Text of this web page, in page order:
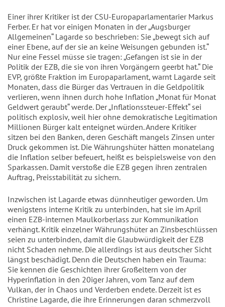
Einer ihrer Kritiker ist der CSU-Europaparlamentarier Markus
Ferber. Er hat vor einigen Monaten in der „Augsburger
Allgemeinen“ Lagarde so beschrieben: Sie „bewegt sich auf
einer Ebene, auf der sie an keine Weisungen gebunden ist.“
Nur eine Fessel müsse sie tragen: „Gefangen ist sie in der
Politik der EZB, die sie von ihren Vorgängern geerbt hat.“ Die
EVP, größte Fraktion im Europaparlament, warnt Lagarde seit
Monaten, dass die Bürger das Vertrauen in die Geldpolitik
verlieren, wenn ihnen durch hohe Inflation „Monat für Monat
Geldwert geraubt“ werde. Der „Inflationssteuer-Effekt“ sei
politisch explosiv, weil hier ohne demokratische Legitimation
Millionen Bürger kalt enteignet würden. Andere Kritiker
sitzen bei den Banken, deren Geschäft mangels Zinsen unter
Druck gekommen ist. Die Währungshüter hätten monatelang
die Inflation selber befeuert, heißt es beispielsweise von den
Sparkassen. Damit verstoße die EZB gegen ihren zentralen
Auftrag, Preisstabilität zu sichern.
Inzwischen ist Lagarde etwas dünnheutiger geworden. Um
wenigstens interne Kritik zu unterbinden, hat sie im April
einen EZB-internen Maulkorberlass zur Kommunikation
verhängt. Kritik einzelner Währungshüter an Zinsbeschlüssen
seien zu unterbinden, damit die Glaubwürdigkeit der EZB
nicht Schaden nehme. Die allerdings ist aus deutscher Sicht
längst beschädigt. Denn die Deutschen haben ein Trauma:
Sie kennen die Geschichten ihrer Großeltern von der
Hyperinflation in den 20iger Jahren, vom Tanz auf dem
Vulkan, der in Chaos und Verderben endete. Derzeit ist es
Christine Lagarde, die ihre Erinnerungen daran schmerzvoll